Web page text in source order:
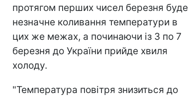
протягом перших чисел березня буде
незначне коливання температури в
цих же межах, а починаючи із 3 по 7
березня до України прийде хвиля
холоду.
"Температура повітря знизиться до